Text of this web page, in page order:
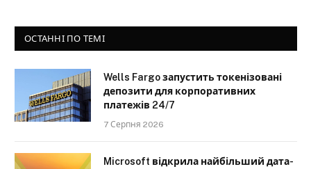
ОСТАННІ ПО ТЕМІ
Wells Fargo запустить токенізовані
депозити для корпоративних
платежів 24/7
7 Серпня 2026
Microsoft відкрила найбільший дата-